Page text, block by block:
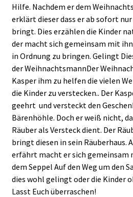
Hilfe. Nachdem er dem
erklärt dieser dass er ab sofort
bringt. Dies erzählen die Kinder
der macht sich gemeinsam mit
in Ordnung zu bringen. Gelingt
der WeihnachtsmannDer
Kasper ihm zu helfen die vielen
die Kinder zu verstecken.. Der
geehrt und versteckt den
Bärenhöhle. Doch er weiß nicht,
Räuber als Versteck dient. Der
bringt diesen in sein Räuberhaus.
erfährt macht er sich gemeinsam
dem Seppel Auf den Weg um den
dies wohl gelingt oder die Kinder
Lasst Euch überraschen!